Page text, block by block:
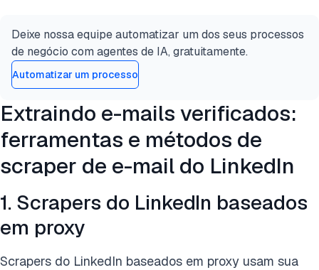
Deixe nossa equipe automatizar um dos seus processos
de negócio com agentes de IA, gratuitamente.
Automatizar um processo
Extraindo e-mails verificados:
ferramentas e métodos de
scraper de e-mail do LinkedIn
1. Scrapers do LinkedIn baseados
em proxy
Scrapers do LinkedIn baseados em proxy usam sua